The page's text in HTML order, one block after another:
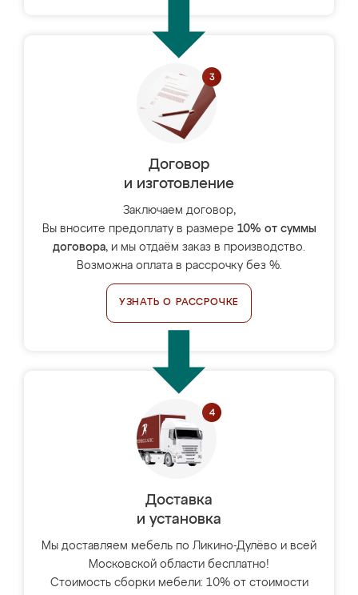
Договор
и изготовление
Заключаем договор,
Вы вносите предоплату в размере 10% от суммы
договора, и мы отдаём заказ в производство.
Возможна оплата в рассрочку без %.
УЗНАТЬ О РАССРОЧКЕ
Доставка
и установка
Мы доставляем мебель по Ликино-Дулёво и всей
Московской области бесплатно!
Стоимость сборки мебели: 10% от стоимости